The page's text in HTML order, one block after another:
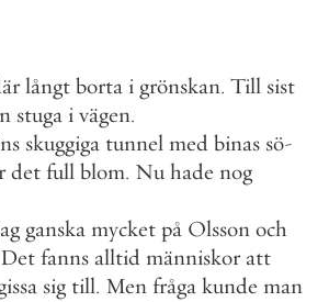
långt borta i grönskan. Till sist
stuga i vägen.
skuggiga tunnel med binas sö-
det full blom. Nu hade nog
ganska mycket på Olsson och
Det fanns alltid människor att
sig till. Men fråga kunde man